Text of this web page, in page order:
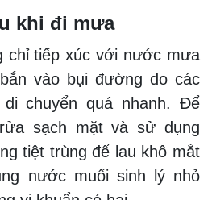
khi đi mưa
chỉ tiếp xúc với nước mưa
vào bụi đường do các
chuyển quá nhanh. Để
sạch mặt và sử dụng
tiệt trùng để lau khô mắt
nước muối sinh lý nhỏ